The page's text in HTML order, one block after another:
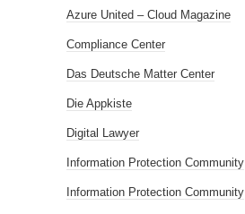
Azure United – Cloud Magazine
Compliance Center
Das Deutsche Matter Center
Die Appkiste
Digital Lawyer
Information Protection Community
Information Protection Community